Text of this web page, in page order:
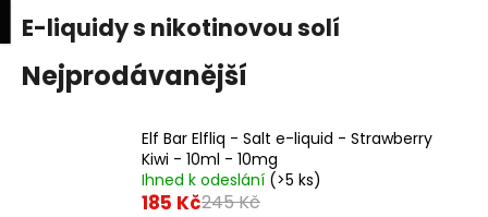
Přejít
na
obsah
E-liquidy s nikotinovou solí
Nejprodávanější
Elf Bar Elfliq - Salt e-liquid - Strawberry
Kiwi - 10ml - 10mg
Ihned k odeslání (>5 ks)
185 Kč245 Kč
o